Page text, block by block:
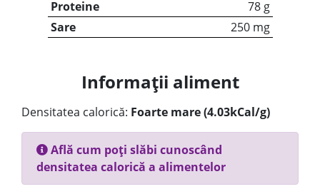
Proteine
78 g
Sare
250 mg
Informații aliment
Densitatea calorică: Foarte mare (4.03kCal/g)
Află cum poți slăbi cunoscând
densitatea calorică a alimentelor